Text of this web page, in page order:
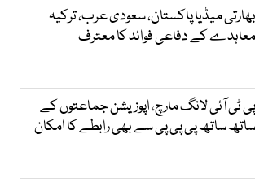
بھارتی میڈیا پاکستان، سعودی عرب، ترکیہ
معاہدے کے دفاعی فوائد کا معترف
پی ٹی آئی لانگ مارچ، اپوزیشن جماعتوں کے
ساتھ ساتھ پی پی پی سے بھی رابطے کا امکان